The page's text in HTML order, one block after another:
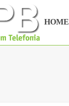
HOME